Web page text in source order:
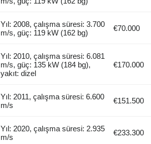
Yıl: 2008, çalışma süresi: 3.700
m/s, güç: 119 kW (162 bg)
€70.000
Yıl: 2010, çalışma süresi: 6.081
m/s, güç: 135 kW (184 bg),
yakıt: dizel
€170.000
Yıl: 2011, çalışma süresi: 6.600
m/s
€151.500
Yıl: 2020, çalışma süresi: 2.935
m/s
€233.300